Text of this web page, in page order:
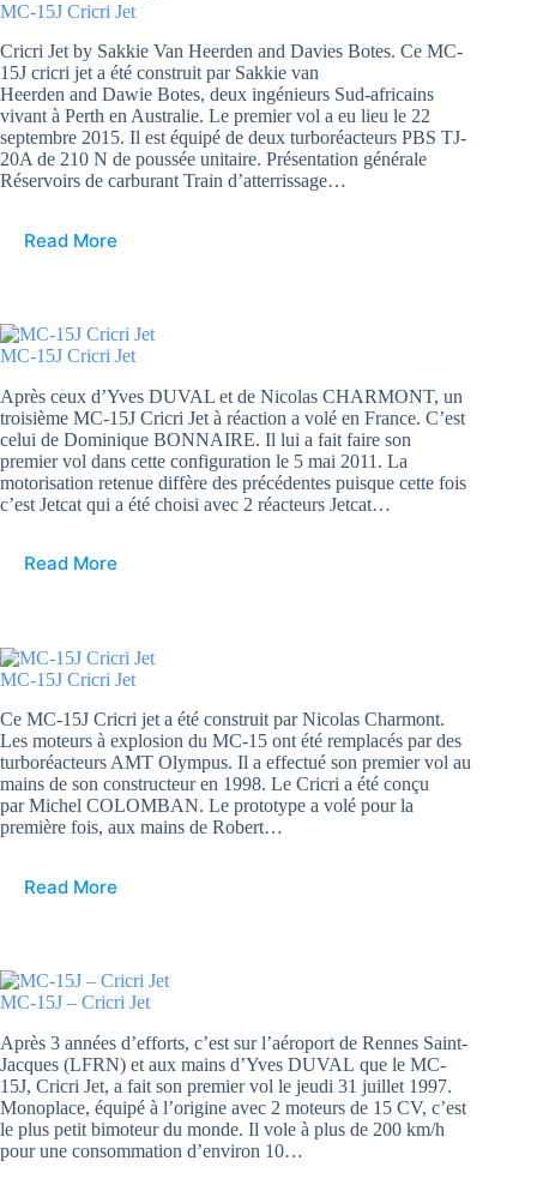
MC-15J Cricri Jet
Cricri Jet by Sakkie Van Heerden and Davies Botes. Ce MC-
15J cricri jet a été construit par Sakkie van
Heerden and Dawie Botes, deux ingénieurs Sud-africains
vivant à Perth en Australie. Le premier vol a eu lieu le 22
septembre 2015. Il est équipé de deux turboréacteurs PBS TJ-
20A de 210 N de poussée unitaire. Présentation générale
Réservoirs de carburant Train d’atterrissage…
Read More
MC-15J Cricri Jet
Après ceux d’Yves DUVAL et de Nicolas CHARMONT, un
troisième MC-15J Cricri Jet à réaction a volé en France. C’est
celui de Dominique BONNAIRE. Il lui a fait faire son
premier vol dans cette configuration le 5 mai 2011. La
motorisation retenue diffère des précédentes puisque cette fois
c’est Jetcat qui a été choisi avec 2 réacteurs Jetcat…
Read More
MC-15J Cricri Jet
Ce MC-15J Cricri jet a été construit par Nicolas Charmont.
Les moteurs à explosion du MC-15 ont été remplacés par des
turboréacteurs AMT Olympus. Il a effectué son premier vol au
mains de son constructeur en 1998. Le Cricri a été conçu
par Michel COLOMBAN. Le prototype a volé pour la
première fois, aux mains de Robert…
Read More
MC-15J – Cricri Jet
Après 3 années d’efforts, c’est sur l’aéroport de Rennes Saint-
Jacques (LFRN) et aux mains d’Yves DUVAL que le MC-
15J, Cricri Jet, a fait son premier vol le jeudi 31 juillet 1997.
Monoplace, équipé à l’origine avec 2 moteurs de 15 CV, c’est
le plus petit bimoteur du monde. Il vole à plus de 200 km/h
pour une consommation d’environ 10…